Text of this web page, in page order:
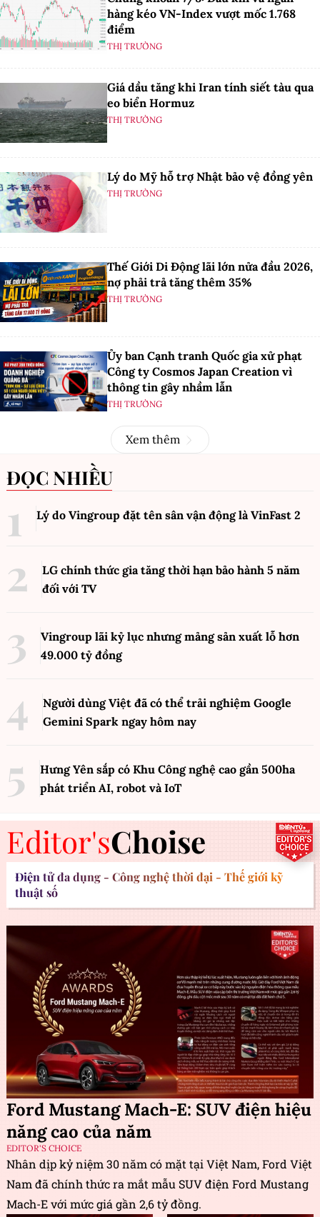
hàng kéo VN-Index vượt mốc 1.768
điểm
THỊ TRƯỜNG
Giá dầu tăng khi Iran tính siết tàu qua
eo biển Hormuz
THỊ TRƯỜNG
Lý do Mỹ hỗ trợ Nhật bảo vệ đồng yên
THỊ TRƯỜNG
Thế Giới Di Động lãi lớn nửa đầu 2026,
nợ phải trả tăng thêm 35%
THỊ TRƯỜNG
Ủy ban Cạnh tranh Quốc gia xử phạt
Công ty Cosmos Japan Creation vì
thông tin gây nhầm lẫn
THỊ TRƯỜNG
Xem thêm
ĐỌC NHIỀU
Lý do Vingroup đặt tên sân vận động là VinFast 2
LG chính thức gia tăng thời hạn bảo hành 5 năm
đối với TV
Vingroup lãi kỷ lục nhưng mảng sản xuất lỗ hơn
49.000 tỷ đồng
Người dùng Việt đã có thể trải nghiệm Google
Gemini Spark ngay hôm nay
Hưng Yên sắp có Khu Công nghệ cao gần 500ha
phát triển AI, robot và IoT
Editor'sChoise
Điện tử đa dụng - Công nghệ thời đại - Thế giới kỹ
thuật số
Ford Mustang Mach-E: SUV điện hiệu
năng cao của năm
EDITOR'S CHOICE
Nhân dịp kỷ niệm 30 năm có mặt tại Việt Nam, Ford Việt
Nam đã chính thức ra mắt mẫu SUV điện Ford Mustang
Mach-E với mức giá gần 2,6 tỷ đồng.